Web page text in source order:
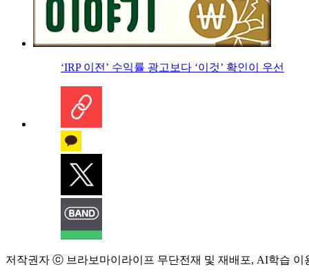
‘IRP 이전’ 수익률 광고보다 ‘이것’ 확인이 우선
저작권자 ⓒ 브라보마이라이프 무단전재 및 재배포, AI학습 이